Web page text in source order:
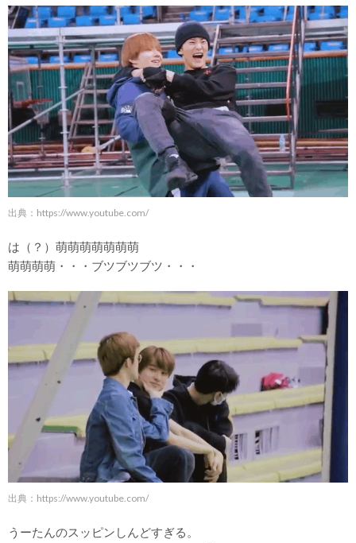
出典： https://www.youtube.com/
は（？）萌萌萌萌萌萌萌
萌萌萌萌・・・ブツブツブツ・・・
出典： https://www.youtube.com/
うーたんのスッピンしんどすぎる。